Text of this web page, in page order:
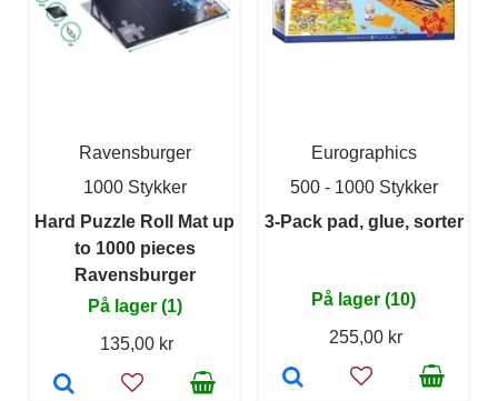
Ravensburger
1000 Stykker
Hard Puzzle Roll Mat up
to 1000 pieces
Ravensburger
På lager (1)
135,00 kr
Eurographics
500 - 1000 Stykker
3-Pack pad, glue, sorter
På lager (10)
255,00 kr